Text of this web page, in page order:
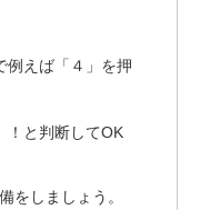
例えば「４」を押
！と判断してOK
をしましょう。